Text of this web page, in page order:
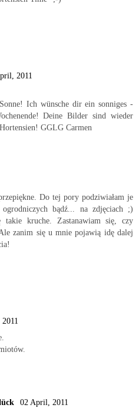
2011
Ich wünsche dir ein sonniges -
Deine Bilder sind wieder
GGLG Carmen
Do tej pory podziwiałam je
bądź... na zdjęciach ;)
takie kruche. Zastanawiam się, czy
zanim się u mnie pojawią idę dalej
02 April, 2011